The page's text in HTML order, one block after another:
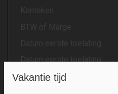
Kenteken
BTW of Marge
Datum eerste toelating
Datum eerste toelating
(internationaal)
Vakantie tijd